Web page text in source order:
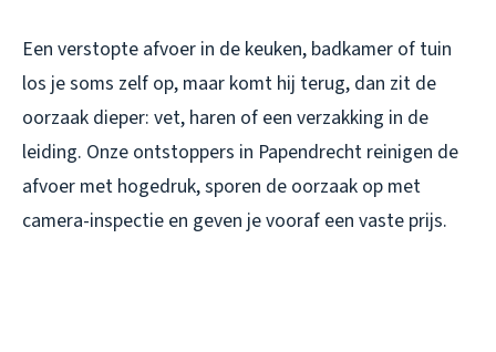
Een verstopte afvoer in de keuken, badkamer of tuin
los je soms zelf op, maar komt hij terug, dan zit de
oorzaak dieper: vet, haren of een verzakking in de
leiding. Onze ontstoppers in Papendrecht reinigen de
afvoer met hogedruk, sporen de oorzaak op met
camera-inspectie en geven je vooraf een vaste prijs.